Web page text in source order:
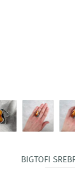
Bigtofi